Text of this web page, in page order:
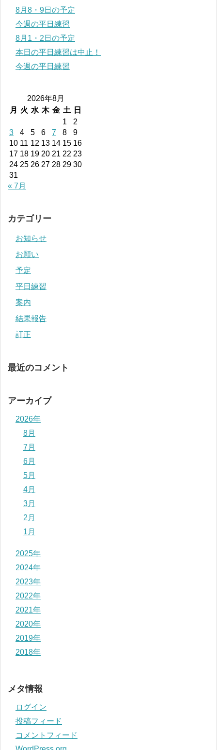
8月8・9日の予定
今週の平日練習
8月1・2日の予定
本日の平日練習は中止！
今週の平日練習
2026年8月
月
火 水 木 金 土
日
1
2
3
4 5 6 7 8
9
10 11 12 13 14 15 16
17 18 19 20 21 22 23
24 25 26 27 28 29 30
31
« 7月
カテゴリー
お知らせ
お願い
予定
平日練習
案内
結果報告
訂正
最近のコメント
アーカイブ
2026年
8月
7月
6月
5月
4月
3月
2月
1月
2025年
2024年
2023年
2022年
2021年
2020年
2019年
2018年
メタ情報
ログイン
投稿フィード
コメントフィード